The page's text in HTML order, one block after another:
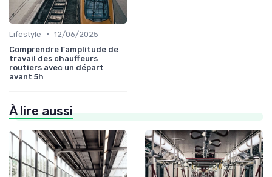
Lifestyle • 12/06/2025
Comprendre l'amplitude de
travail des chauffeurs
routiers avec un départ
avant 5h
À lire aussi